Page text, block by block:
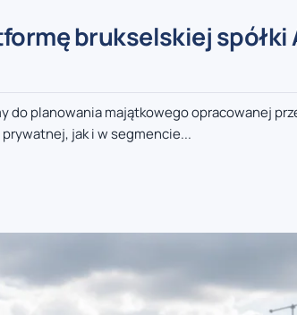
brukselskiej spółki
do planowania majątkowego opracowanej
jak i w segmencie...